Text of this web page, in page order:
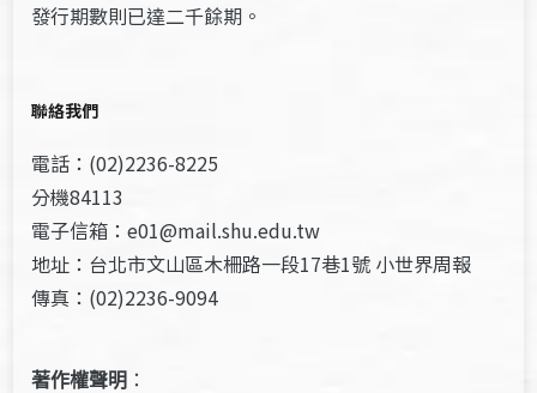
發行期數則已達二千餘期。
聯絡我們
電話：(02)2236-8225
分機84113
電子信箱：e01@mail.shu.edu.tw
地址：台北市文山區木柵路一段17巷1號 小世界周報
傳真：(02)2236-9094
著作權聲明 ：